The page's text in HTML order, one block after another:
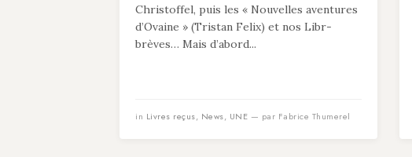
Christoffel, puis les « Nouvelles aventures
d’Ovaine » (Tristan Felix) et nos Libr-
brèves… Mais d’abord...
in Livres reçus, News, UNE — par Fabrice Thumerel